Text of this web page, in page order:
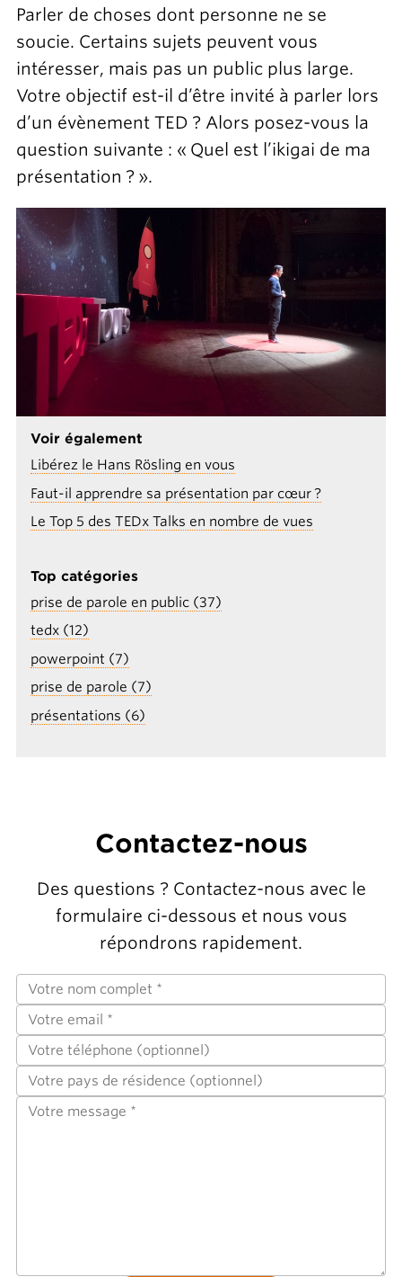
Parler de choses dont personne ne se
soucie. Certains sujets peuvent vous
intéresser, mais pas un public plus large.
Votre objectif est-il d’être invité à parler lors
d’un évènement TED ? Alors posez-vous la
question suivante : « Quel est l’ikigai de ma
présentation ? ».
Voir également
Libérez le Hans Rösling en vous
Faut-il apprendre sa présentation par cœur ?
Le Top 5 des TEDx Talks en nombre de vues
Top catégories
prise de parole en public (37)
tedx (12)
powerpoint (7)
prise de parole (7)
présentations (6)
Contactez-nous
Des questions ? Contactez-nous avec le
formulaire ci-dessous et nous vous
répondrons rapidement.